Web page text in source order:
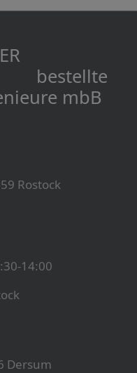
mbB
Rostock
14:00
Dersum